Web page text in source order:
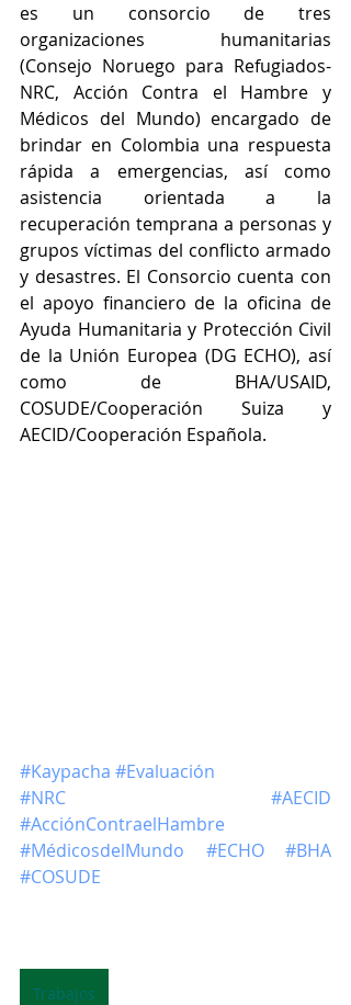
es un consorcio de tres
organizaciones humanitarias
(Consejo Noruego para Refugiados-
NRC, Acción Contra el Hambre y
Médicos del Mundo) encargado de
brindar en Colombia una respuesta
rápida a emergencias, así como
asistencia orientada a la
recuperación temprana a personas y
grupos víctimas del conflicto armado
y desastres. El Consorcio cuenta con
el apoyo financiero de la oficina de
Ayuda Humanitaria y Protección Civil
de la Unión Europea (DG ECHO), así
como de BHA/USAID,
COSUDE/Cooperación Suiza y
AECID/Cooperación Española.
#Kaypacha #Evaluación
#NRC
#AECID
#AcciónContraelHambre
#MédicosdelMundo
#ECHO
#BHA
#COSUDE
Trabajos